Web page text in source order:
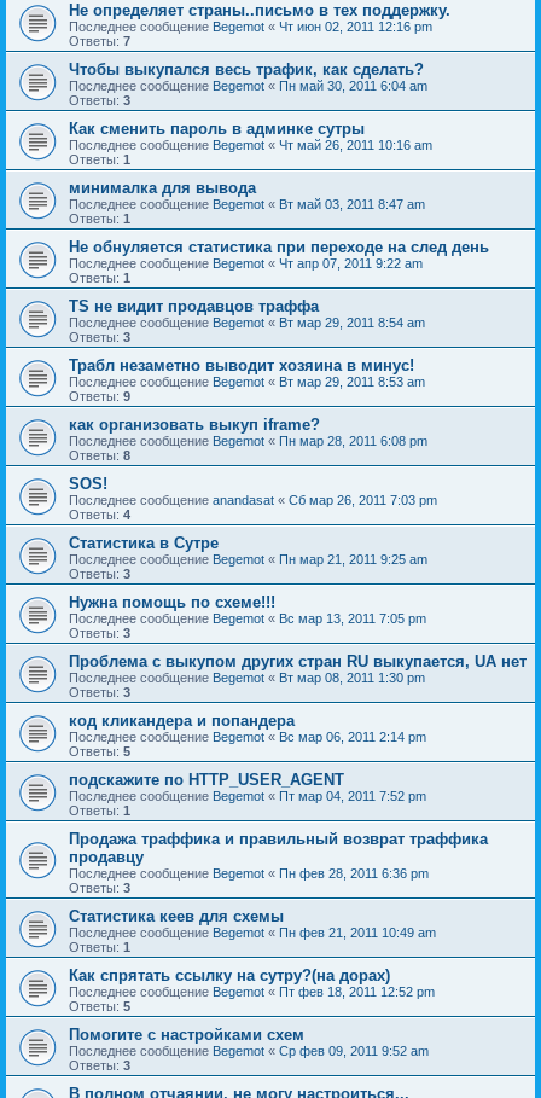
Не определяет страны..письмо в тех поддержку.
Последнее сообщение Begemot « Чт июн 02, 2011 12:16 pm
Ответы: 7
Чтобы выкупался весь трафик, как сделать?
Последнее сообщение Begemot « Пн май 30, 2011 6:04 am
Ответы: 3
Как сменить пароль в админке сутры
Последнее сообщение Begemot « Чт май 26, 2011 10:16 am
Ответы: 1
минималка для вывода
Последнее сообщение Begemot « Вт май 03, 2011 8:47 am
Ответы: 1
Не обнуляется статистика при переходе на след день
Последнее сообщение Begemot « Чт апр 07, 2011 9:22 am
Ответы: 1
TS не видит продавцов траффа
Последнее сообщение Begemot « Вт мар 29, 2011 8:54 am
Ответы: 3
Трабл незаметно выводит хозяина в минус!
Последнее сообщение Begemot « Вт мар 29, 2011 8:53 am
Ответы: 9
как организовать выкуп iframe?
Последнее сообщение Begemot « Пн мар 28, 2011 6:08 pm
Ответы: 8
SOS!
Последнее сообщение anandasat « Сб мар 26, 2011 7:03 pm
Ответы: 4
Статистика в Сутре
Последнее сообщение Begemot « Пн мар 21, 2011 9:25 am
Ответы: 3
Нужна помощь по схеме!!!
Последнее сообщение Begemot « Вс мар 13, 2011 7:05 pm
Ответы: 3
Проблема с выкупом других стран RU выкупается, UA нет
Последнее сообщение Begemot « Вт мар 08, 2011 1:30 pm
Ответы: 3
код кликандера и попандера
Последнее сообщение Begemot « Вс мар 06, 2011 2:14 pm
Ответы: 5
подскажите по HTTP_USER_AGENT
Последнее сообщение Begemot « Пт мар 04, 2011 7:52 pm
Ответы: 1
Продажа траффика и правильный возврат траффика
продавцу
Последнее сообщение Begemot « Пн фев 28, 2011 6:36 pm
Ответы: 3
Статистика кеев для схемы
Последнее сообщение Begemot « Пн фев 21, 2011 10:49 am
Ответы: 1
Как спрятать ссылку на сутру?(на дорах)
Последнее сообщение Begemot « Пт фев 18, 2011 12:52 pm
Ответы: 5
Помогите с настройками схем
Последнее сообщение Begemot « Ср фев 09, 2011 9:52 am
Ответы: 3
В полном отчаянии, не могу настроиться...